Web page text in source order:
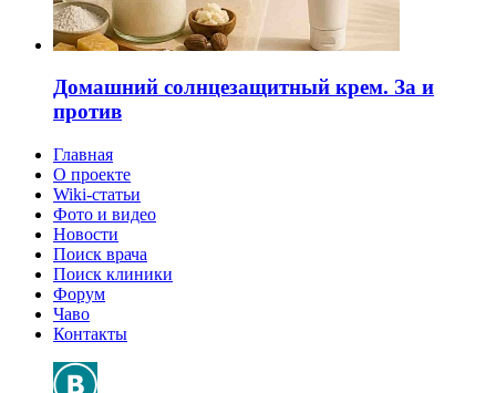
Домашний солнцезащитный крем. За и
против
Главная
О проекте
Wiki-статьи
Фото и видео
Новости
Поиск врача
Поиск клиники
Форум
Чаво
Контакты